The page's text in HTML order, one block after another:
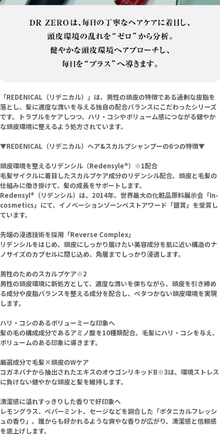
「REDENICAL（リデニカル）」は、男性の頭皮の特徴である過剰な皮脂を
落とし、髪に適度な潤いを与える独自の配合バランスにこだわったシリーズ
です。トラブルをケアしつつ、ハリ・コシやボリューム感につながる健やか
な頭皮環境に整えるよう処方されています。
▼REDENICAL（リデニカル）ヘア&スカルプシャンプーの6つの特徴▼
頭皮環境を整えるリデンシル（Redensyle®）※1配合
毛髪サイクルに着目したスカルプケア成分のリデンシル配合。頭皮と毛髪の
仕組みに働き掛けて、髪の成長をサポートします。
Redensyl®（リデンシル）は、2014年、世界最大の化粧品原料展示会「In-
cosmetics」にて、イノベーションゾーンベストアワード「銀賞」を受賞し
ています。
先端の浸透技術を採用「Reverse Complex」
リデンシルをはじめ、頭皮にしっかり届けたい美容成分を肌に近い構造のナ
ノサイズのカプセルに閉じ込め、角層までしっかり浸透します。
男性のためのスカルプケア※2
男性の頭皮環境に新処方として、適度な潤いを保ちながら、頭皮を引き締め
る成分や皮脂バランスを整える成分を配合し、ベタつかない頭皮環境を実現
します。
ハリ・コシのあるボリューミーな印象へ
髪の毛の構成成分であるアミノ酸を10種類配合。毛髪にハリ・コシを与え、
ボリュームのある印象に導きます。
厳選成分で毛髪×頭皮のWケア
コガネバナから抽出されたエキスのオウゴンリキッドB※3は、環境ストレス
に負けない健やかな頭皮と髪を維持します。
清潔感に溢れすっきりした香りで好印象へ
レモングラス、ペパーミント、セージなどを調合した「ボタニカルフレッシ
ュの香り」。誰からも好かれるような爽やな香りが広がり、清潔感と信頼感
を底上げします。